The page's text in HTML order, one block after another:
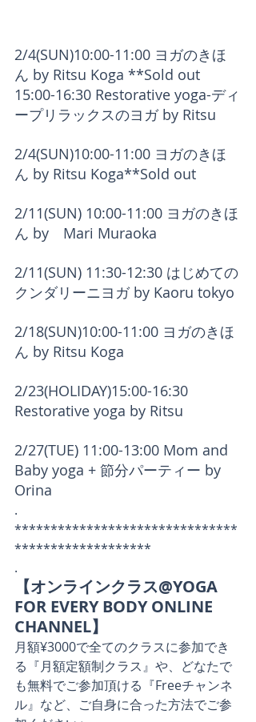
2/4(SUN)10:00-11:00 ヨガのきほ
ん by Ritsu Koga **Sold out
15:00-16:30 Restorative yoga-ディ
ープリラックスのヨガ by Ritsu
2/4(SUN)10:00-11:00 ヨガのきほ
ん by Ritsu Koga**Sold out
2/11(SUN) 10:00-11:00 ヨガのきほ
ん by　Mari Muraoka
2/11(SUN) 11:30-12:30 はじめての
クンダリーニヨガ by Kaoru tokyo
2/18(SUN)10:00-11:00 ヨガのきほ
ん by Ritsu Koga
2/23(HOLIDAY)15:00-16:30
Restorative yoga by Ritsu
2/27(TUE) 11:00-13:00 Mom and
Baby yoga + 節分パーティー by
Orina
.
*******************************
*******************
.
【オンラインクラス@YOGA
FOR EVERY BODY ONLINE
CHANNEL】
月額¥3000で全てのクラスに参加でき
る『月額定額制クラス』や、どなたで
も無料でご参加頂ける『Freeチャンネ
ル』など、ご自身に合った方法でご参